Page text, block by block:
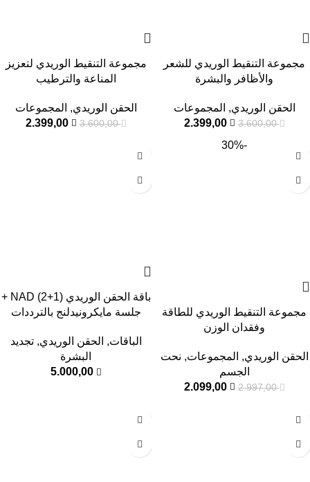
مجموعة التنقيط الوريدي للشعر
والأظافر والبشرة
الحقن الوريدي, المجموعات
3.600,00
2.399,00
مجموعة التنقيط الوريدي لتعزيز
المناعة والترطيب
الحقن الوريدي, المجموعات
3.600,00
2.399,00
-30%
مجموعة التنقيط الوريدي للطاقة
وفقدان الوزن
الحقن الوريدي, المجموعات, نحت
الجسم
2.997,00
2.099,00
باقة الحقن الوريدي NAD (2+1) +
جلسة مايكرونيدلنج بالترددات
الباقات, الحقن الوريدي,تجديد
البشرة
5.000,00